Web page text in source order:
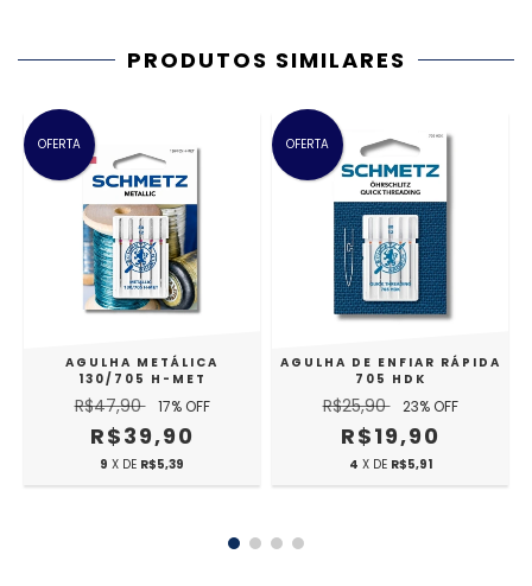
PRODUTOS SIMILARES
OFERTA
AGULHA METÁLICA
130/705 H-MET
R$47,90 17% OFF
R$39,90
9 X DE R$5,39
OFERTA
AGULHA DE ENFIAR RÁPIDA
705 HDK
R$25,90 23% OFF
R$19,90
4 X DE R$5,91